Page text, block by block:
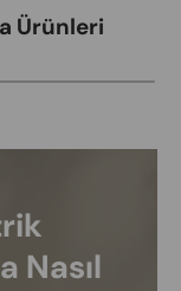
Ürünleri
Nasıl